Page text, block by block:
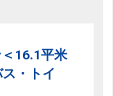
＜16.1平米
・トイ